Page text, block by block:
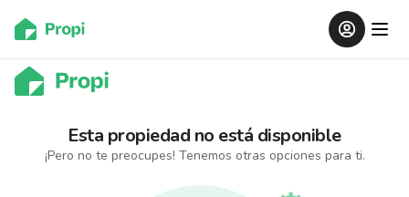
Esta propiedad no está disponible
¡Pero no te preocupes! Tenemos otras opciones para ti.